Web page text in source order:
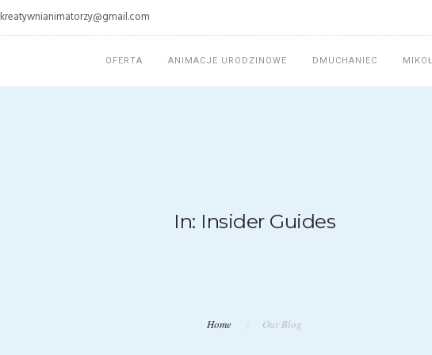
kreatywnianimatorzy@gmail.com
OFERTA ANIMACJE URODZINOWE DMUCHANIEC
In: Insider Guides
Home Our Blog